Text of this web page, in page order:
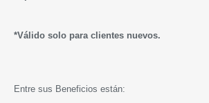
*Válido solo para clientes nuevos.
Entre sus Beneficios están: